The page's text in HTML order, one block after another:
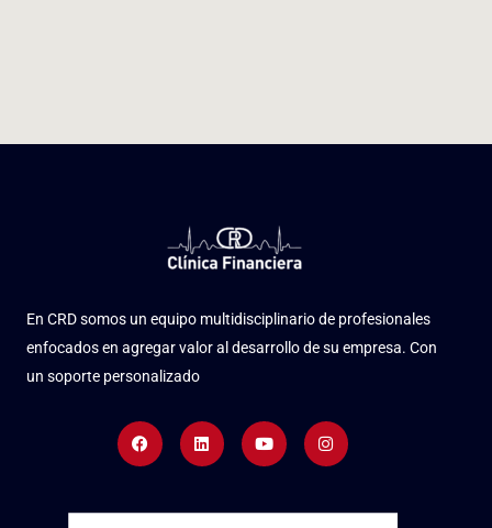
En CRD somos un equipo multidisciplinario de profesionales
enfocados en agregar valor al desarrollo de su empresa. Con
un soporte personalizado
FacebookLinkedinYoutubeInstagram